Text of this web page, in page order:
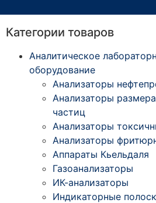
Категории товаров
Аналитическое
оборудование
Анализаторы
Анализаторы
частиц
Анализаторы
Анализаторы
Аппараты Кьельдаля
Газоанализаторы
ИК-анализаторы
Индикаторные